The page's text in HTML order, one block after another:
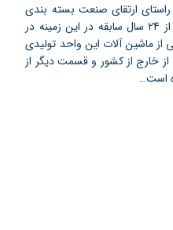
ارتقای صنعت بسته بندی
با مدیریت و کادری مجرب با بیش از 24 سال سابقه در این زمینه در
بخشی از ماشین آلات این واحد تولیدی
از خارج از کشور و قسمت دیگر از
است…